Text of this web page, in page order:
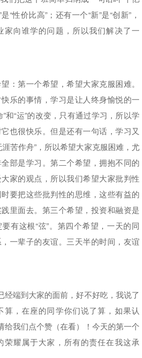
“性价比高”；还有一个“新”是“创新”，
家向谁学的问题，所以我们解决了一
：第一个希望，希望大家克服困难。
乐的事情，学习是让人终身愉悦的一
和“运”的改变，只有通过学习，所以学
也很快乐。但是还有一句话，学习又
苦作舟”，所以希望大家克服困难，尤
部是学习。第二个希望，拥抱不同的
家的观点，所以我们希望大家批判性
要把这些批判性的思维，这些有益的
里面去。第三个希望，投资和融资是
有这根“弦”。第四个希望，一天的同
一辈子的友谊。三天半的时间，友谊
经端到大家的面前，好不好吃，我说了
算，在座的同学你们说了算，如果认
给我们点个赞（在看）！今天的第一个
荣耀属于大家，所有的责任在我这承